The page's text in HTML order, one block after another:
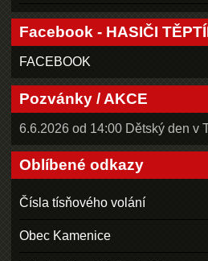
Facebook - HASIČI
FACEBOOK
Pozvánky / AKCE
6.6.2026 od 14:00 Dětský den v
Oblíbené odkazy
Čísla tísňového volání
Obec Kamenice